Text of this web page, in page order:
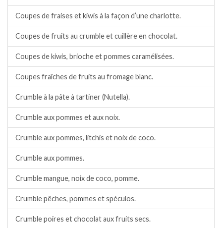
Coupes de fraises et kiwis à la façon d’une charlotte.
Coupes de fruits au crumble et cuillère en chocolat.
Coupes de kiwis, brioche et pommes caramélisées.
Coupes fraîches de fruits au fromage blanc.
Crumble à la pâte à tartiner (Nutella).
Crumble aux pommes et aux noix.
Crumble aux pommes, litchis et noix de coco.
Crumble aux pommes.
Crumble mangue, noix de coco, pomme.
Crumble pêches, pommes et spéculos.
Crumble poires et chocolat aux fruits secs.